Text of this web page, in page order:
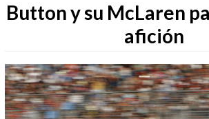
Button y su McLaren
afición